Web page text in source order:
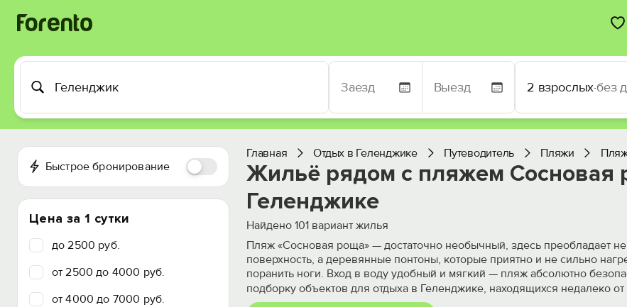
2 взрослых·без
Быстрое бронирование
Цена за 1 сутки
до 2500 руб.
от 2500 до 4000 руб.
от 4000 до 7000 руб.
Главная Отдых в Геленджике Путеводитель Пляжи
Жильё рядом с пляжем Сосновая
Геленджике
Найдено 101 вариант жилья
Пляж «Сосновая роща» — достаточно необычный, здесь преобладает
поверхность, а деревянные понтоны, которые приятно и не сильно
поранить ноги. Вход в воду удобный и мягкий — пляж абсолютно
подборку объектов для отдыха в Геленджике, находящихся недалеко от